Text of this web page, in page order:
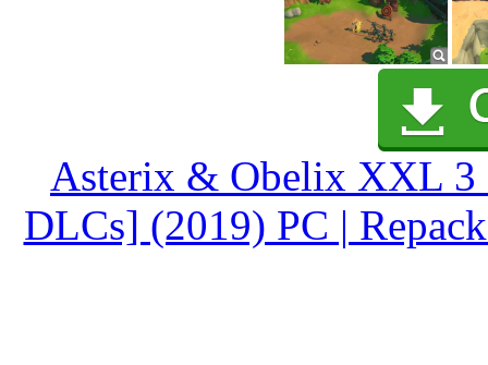
Asterix & Obelix XXL 3
DLCs] (2019) PC | Repack